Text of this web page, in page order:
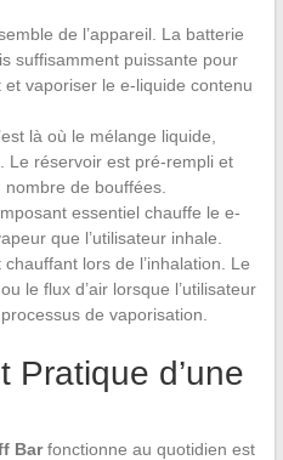
de l’appareil. La batterie
suffisamment puissante pour
et vaporiser le e-liquide contenu
là où le mélange liquide,
Le réservoir est pré-rempli et
de bouffées.
essentiel chauffe le e-
que l’utilisateur inhale.
chauffant lors de l’inhalation. Le
le flux d’air lorsque l’utilisateur
de vaporisation.
Pratique d’une
Barfonctionne au quotidien est